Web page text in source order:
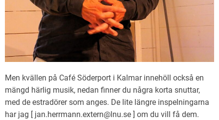
Men kvällen på Café Söderport i Kalmar innehöll också en
mängd härlig musik, nedan finner du några korta snuttar,
med de estradörer som anges. De lite längre inspelningarna
har jag [ jan.herrmann.extern@lnu.se ] om du vill få dem.